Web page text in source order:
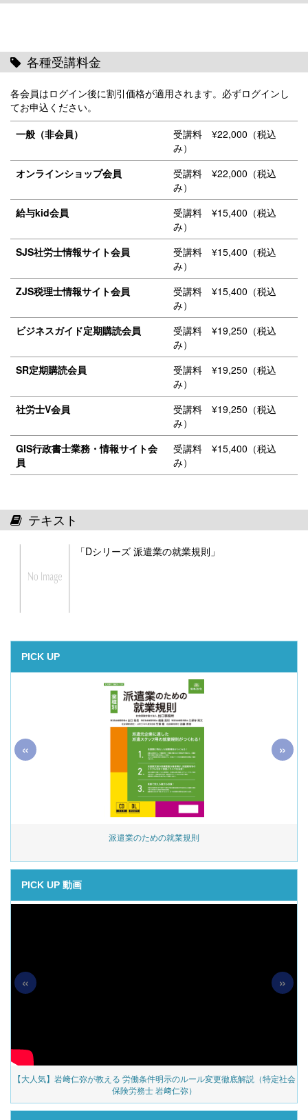
各種受講料金
各会員はログイン後に割引価格が適用されます。必ずログインし
てお申込ください。
一般（非会員）
受講料 ¥22,000（税込
み）
オンラインショップ会員
受講料 ¥22,000（税込
み）
給与kid会員
受講料 ¥15,400（税込
み）
SJS社労士情報サイト会員
受講料 ¥15,400（税込
み）
ZJS税理士情報サイト会員
受講料 ¥15,400（税込
み）
ビジネスガイド定期購読会員
受講料 ¥19,250（税込
み）
SR定期購読会員
受講料 ¥19,250（税込
み）
社労士V会員
受講料 ¥19,250（税込
み）
GIS行政書士業務・情報サイト会
員
受講料 ¥15,400（税込
み）
テキスト
「Dシリーズ 派遣業の就業規則」
PICK UP
派遣業のための就業規則
« »
PICK UP 動画
【大人気】岩﨑仁弥が教える 労働条件明示のルール変更徹底解説（特定社会
保険労務士 岩﨑仁弥）
« »